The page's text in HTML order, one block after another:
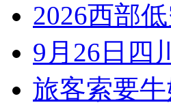
2026西部
9月26日四
旅客索要